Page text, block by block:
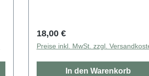
Regulärer Preis:
18,00 €
Preise inkl. MwSt. zzgl.
In den Warenkorb